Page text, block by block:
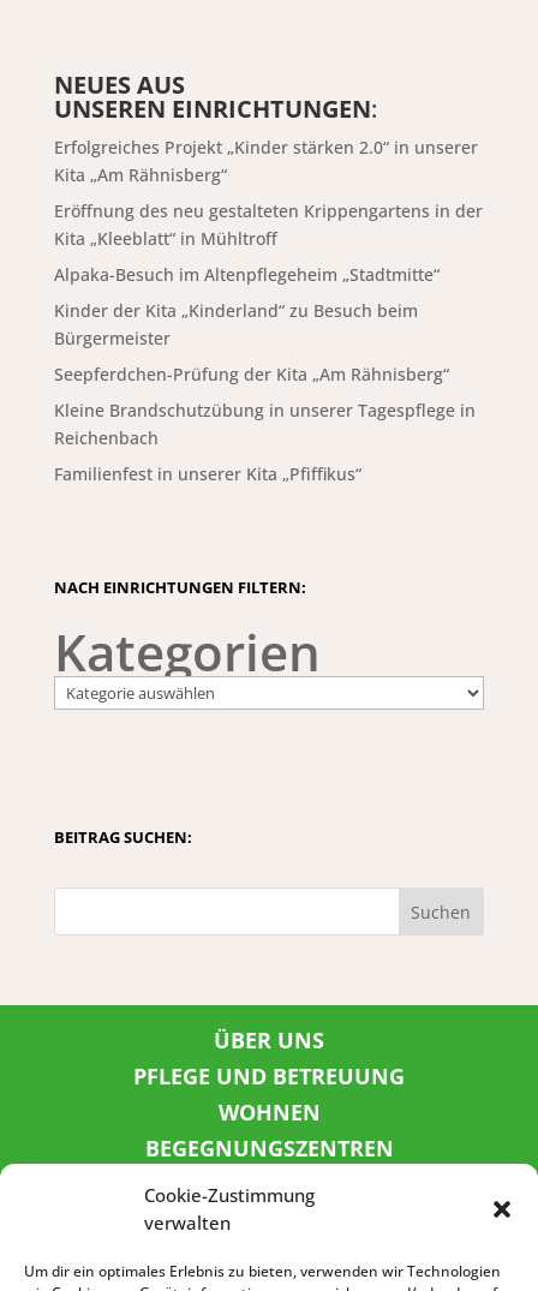
Cookie-Zustimmung
verwalten
Um dir ein optimales Erlebnis zu bieten, verwenden wir Technologien
NEUES AUS
UNSEREN EINRICHTUNGEN:
Erfolgreiches Projekt „Kinder stärken 2.0“ in unserer
Kita „Am Rähnisberg“
Eröffnung des neu gestalteten Krippengartens in der
Kita „Kleeblatt“ in Mühltroff
Alpaka-Besuch im Altenpflegeheim „Stadtmitte“
Kinder der Kita „Kinderland“ zu Besuch beim
Bürgermeister
Seepferdchen-Prüfung der Kita „Am Rähnisberg“
Kleine Brandschutzübung in unserer Tagespflege in
Reichenbach
Familienfest in unserer Kita „Pfiffikus“
NACH EINRICHTUNGEN FILTERN:
Kategorien
BEITRAG SUCHEN:
Suchen
ÜBER UNS
PFLEGE UND BETREUUNG
WOHNEN
BEGEGNUNGSZENTREN
KINDER UND JUGEND
KONTAKT